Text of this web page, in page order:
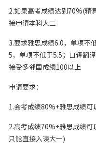
2.如果高考成绩达到70%(精
接申请本科大二
3.要求雅思成绩6.0，单项不
5，单项不低于5.5；口译翻
接受多邻国成绩100以上
申请要求：
1.会考成绩80%+雅思成绩可
2.高考成绩70%+雅思成绩可
只能直接入读大一)